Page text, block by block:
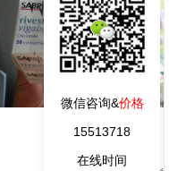
微信咨询&价格
15513718
在线时间